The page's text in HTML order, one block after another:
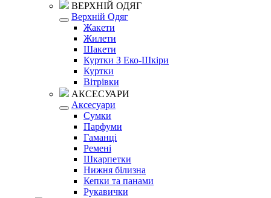
ВЕРХНІЙ ОДЯГ
Верхній Одяг
Жакети
Жилети
Шакети
Куртки З Еко-Шкіри
Куртки
Вітрівки
АКСЕСУАРИ
Аксесуари
Сумки
Парфуми
Гаманці
Ремені
Шкарпетки
Нижня білизна
Кепки та панами
Рукавички